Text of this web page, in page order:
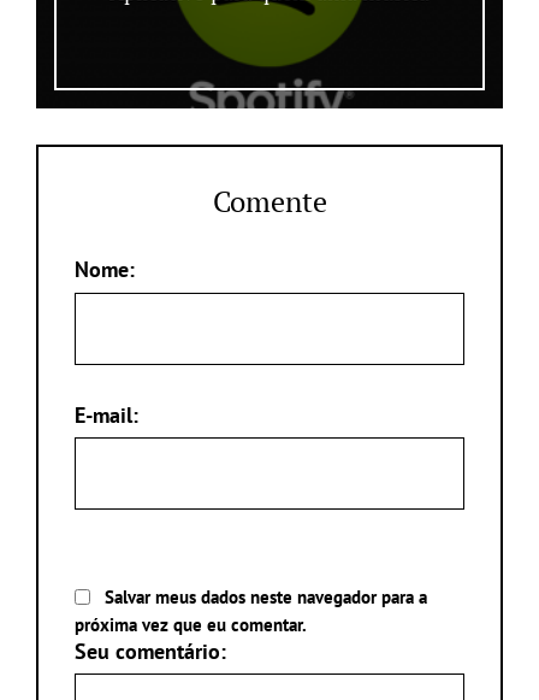
Comente
Nome:
E-mail:
Salvar meus dados neste navegador para a
próxima vez que eu comentar.
Seu comentário: